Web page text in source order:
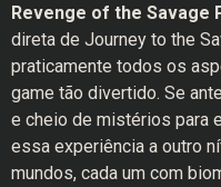
Revenge of the Savage
direta de Journey to the
praticamente todos os
game tão divertido. Se
e cheio de mistérios para
essa experiência a outro
mundos, cada um com